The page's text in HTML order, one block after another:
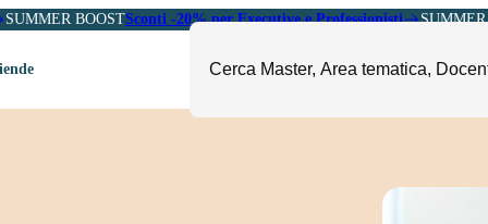
SUMMER BOOSTSconti -20% per Executive e Professionisti